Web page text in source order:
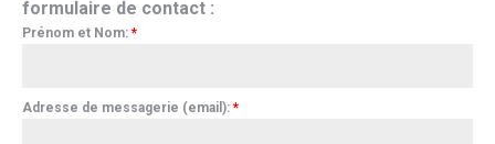
formulaire de contact :
Prénom et Nom: *
Adresse de messagerie (email): *